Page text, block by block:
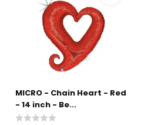
MICRO - Chain Heart - Red
- 14 inch - Be...